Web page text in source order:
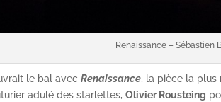
Renaissance – Sébastien
le bal avecRenaissance, la pièce la
adulé des starlettes,Olivier Rousteing